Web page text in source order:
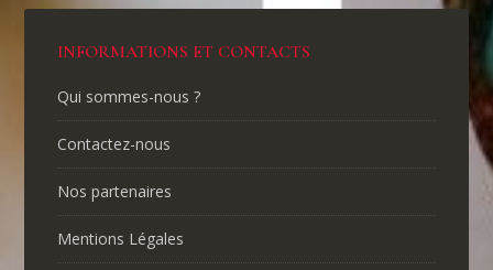
INFORMATIONS ET CONTACTS
Qui sommes-nous ?
Contactez-nous
Nos partenaires
Mentions Légales